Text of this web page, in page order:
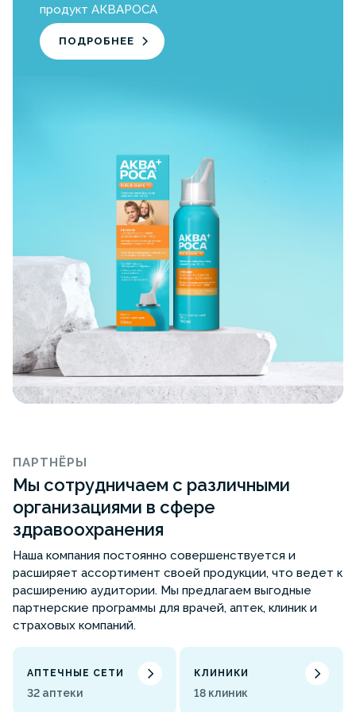
продукт АКВАРОСА
ПОДРОБНЕЕ
ПАРТНЁРЫ
Мы сотрудничаем с различными
организациями в сфере
здравоохранения
Наша компания постоянно совершенствуется и
расширяет ассортимент своей продукции, что ведет к
расширению аудитории. Мы предлагаем выгодные
партнерские программы для врачей, аптек, клиник и
страховых компаний.
АПТЕЧНЫЕ СЕТИ
32 аптеки
КЛИНИКИ
18 клиник